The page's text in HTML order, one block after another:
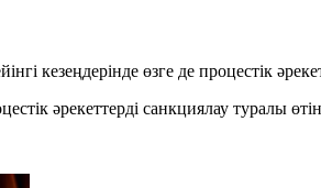
кезеңдерінде өзге де процестік
әрекеттерді санкциялау туралы